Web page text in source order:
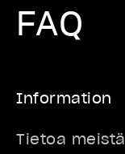
FAQ
Information
Tietoa meistä